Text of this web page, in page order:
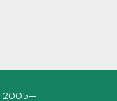
2005—